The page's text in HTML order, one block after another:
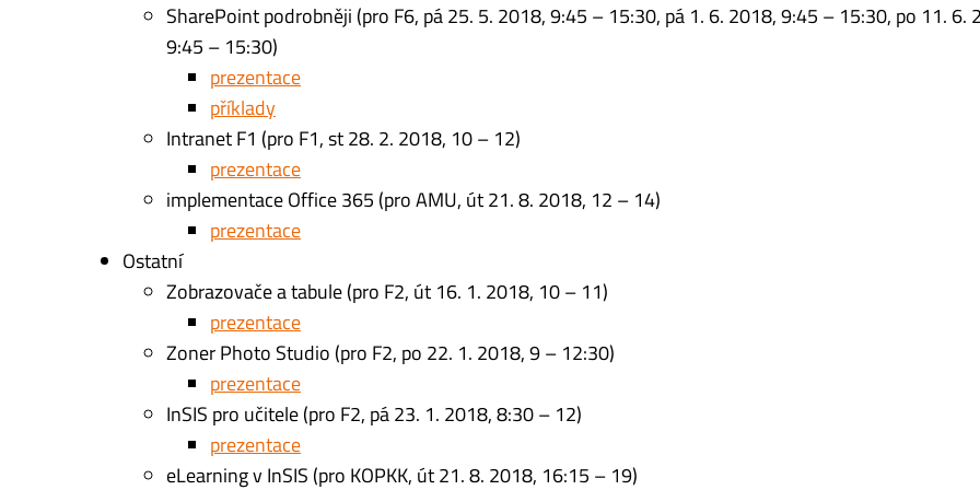
SharePoint podrobněji (pro F6, pá 25. 5. 2018, 9:45 – 15:30, pá 1. 6. 2018, 9:45 – 15:30, po 11. 6.
9:45 – 15:30)
prezentace
příklady
Intranet F1 (pro F1, st 28. 2. 2018, 10 – 12)
prezentace
implementace Office 365 (pro AMU, út 21. 8. 2018, 12 – 14)
prezentace
Ostatní
Zobrazovače a tabule (pro F2, út 16. 1. 2018, 10 – 11)
prezentace
Zoner Photo Studio (pro F2, po 22. 1. 2018, 9 – 12:30)
prezentace
InSIS pro učitele (pro F2, pá 23. 1. 2018, 8:30 – 12)
prezentace
eLearning v InSIS (pro KOPKK, út 21. 8. 2018, 16:15 – 19)